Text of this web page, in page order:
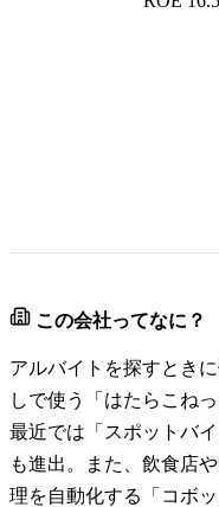
この会社ってなに？
アルバイトを探すとき
しで使う「はたらこね
最近では「スポットバ
も進出。また、飲食店
理を自動化する「コボ